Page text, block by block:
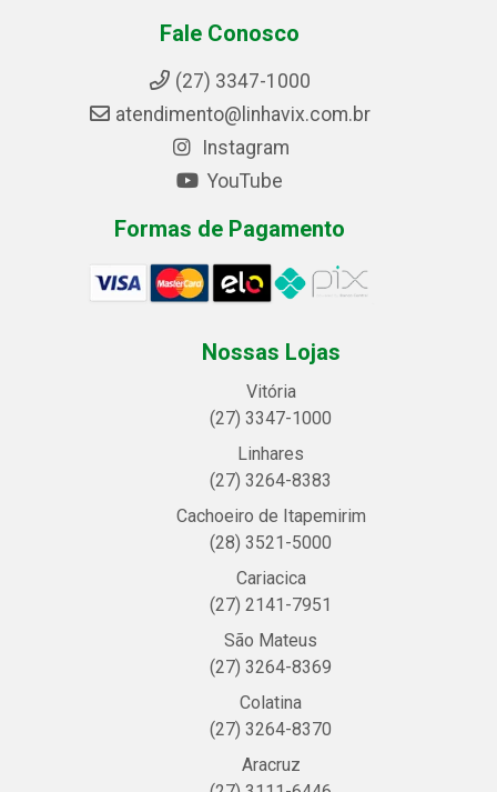
Fale Conosco
(27) 3347-1000
atendimento@linhavix.com.br
Instagram
YouTube
Formas de Pagamento
Nossas Lojas
Vitória
(27) 3347-1000
Linhares
(27) 3264-8383
Cachoeiro de Itapemirim
(28) 3521-5000
Cariacica
(27) 2141-7951
São Mateus
(27) 3264-8369
Colatina
(27) 3264-8370
Aracruz